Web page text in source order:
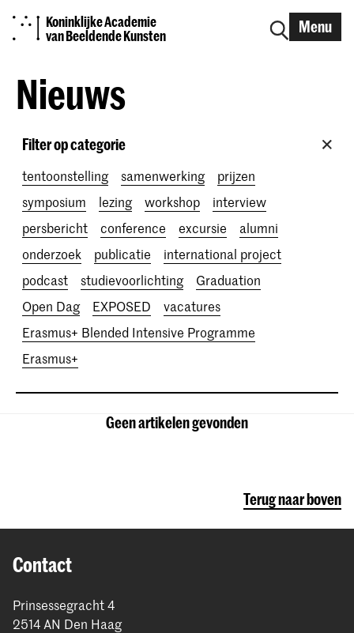
Koninklijke Academie
van Beeldende Kunsten
Menu
Nieuws
Filter op categorie
tentoonstelling samenwerking
prijzen
symposium
lezing workshop
interview
persbericht
conference excursie
alumni
onderzoek
publicatie
international project
podcast
studievoorlichting
Graduation
Open Dag
EXPOSED
vacatures
Erasmus+ Blended Intensive Programme
Erasmus+
Geen artikelen gevonden
Terug naar boven
Contact
Prinsessegracht 4
2514 AN Den Haag